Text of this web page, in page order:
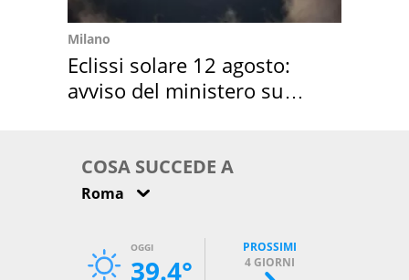
Milano
Eclissi solare 12 agosto:
avviso del ministero su